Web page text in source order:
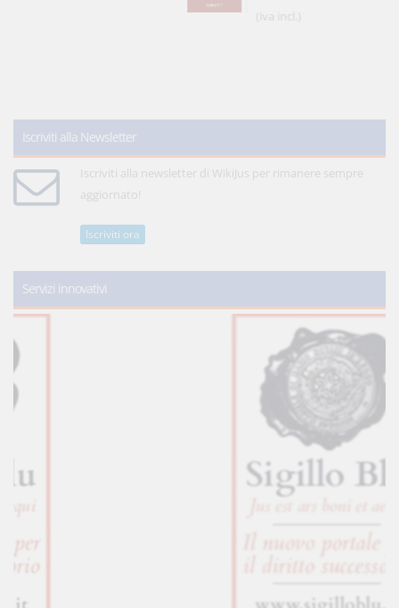
Iscriviti alla Newsletter
Iscriviti alla newsletter di WikiJus per rimanere sempre
aggiornato!
Iscriviti ora
Servizi innovativi